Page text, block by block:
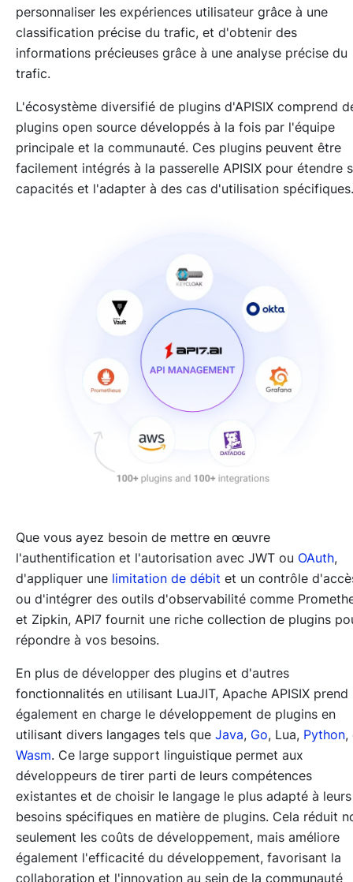
personnaliser les expériences utilisateur grâce à une
classification précise du trafic, et d'obtenir des
informations précieuses grâce à une analyse précise du
trafic.
L'écosystème diversifié de plugins d'APISIX comprend
plugins open source développés à la fois par l'équipe
principale et la communauté. Ces plugins peuvent être
facilement intégrés à la passerelle APISIX pour étendre
capacités et l'adapter à des cas d'utilisation spécifiques.
Que vous ayez besoin de mettre en œuvre
l'authentification et l'autorisation avec JWT ou OAuth,
d'appliquer une limitation de débit et un contrôle
ou d'intégrer des outils d'observabilité comme
et Zipkin, API7 fournit une riche collection de plugins
répondre à vos besoins.
En plus de développer des plugins et d'autres
fonctionnalités en utilisant LuaJIT, Apache APISIX prend
également en charge le développement de plugins en
utilisant divers langages tels que Java, Go, Lua, Python,
Wasm. Ce large support linguistique permet aux
développeurs de tirer parti de leurs compétences
existantes et de choisir le langage le plus adapté à leurs
besoins spécifiques en matière de plugins. Cela réduit
seulement les coûts de développement, mais améliore
également l'efficacité du développement, favorisant la
collaboration et l'innovation au sein de la communauté